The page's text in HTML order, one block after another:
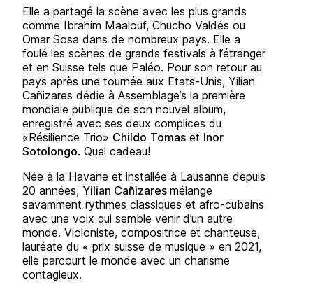
Elle a partagé la scène avec les plus grands
comme Ibrahim Maalouf, Chucho Valdés ou
Omar Sosa dans de nombreux pays. Elle a
foulé les scènes de grands festivals à l’étranger
et en Suisse tels que Paléo. Pour son retour au
pays après une tournée aux Etats-Unis, Yilian
Cañizares dédie à Assemblage’s la première
mondiale publique de son nouvel album,
enregistré avec ses deux complices du
«Résilience Trio» Childo Tomas et Inor
Sotolongo. Quel cadeau!
Née à la Havane et installée à Lausanne depuis
20 années, Yilian Cañizares mélange
savamment rythmes classiques et afro-cubains
avec une voix qui semble venir d’un autre
monde. Violoniste, compositrice et chanteuse,
lauréate du « prix suisse de musique » en 2021,
elle parcourt le monde avec un charisme
contagieux.